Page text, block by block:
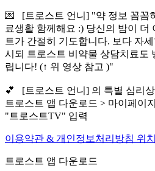
💌 [트로스트 언니] "약 정보 꼼꼼
료생활 함께해요 :) 당신의 밤이 더
트가 간절히 기도합니다. 보다 자
시되 트로스트 비약물 상담치료도
립니다! (↑ 위 영상 참고 )"
💕 [트로스트 언니] 의 특별 심리
트로스트 앱 다운로드 > 마이페이
"트로스트TV" 입력
이용약관 & 개인정보처리방침 위
트로스트 앱 다운로드